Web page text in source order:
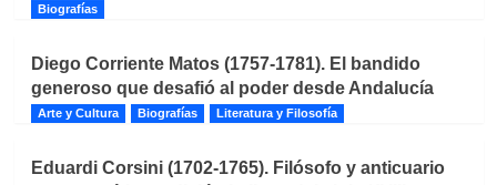
Biografías
Diego Corriente Matos (1757-1781). El bandido
generoso que desafió al poder desde Andalucía
Arte y Cultura Biografías Literatura y Filosofía
Eduardi Corsini (1702-1765). Filósofo y anticuario